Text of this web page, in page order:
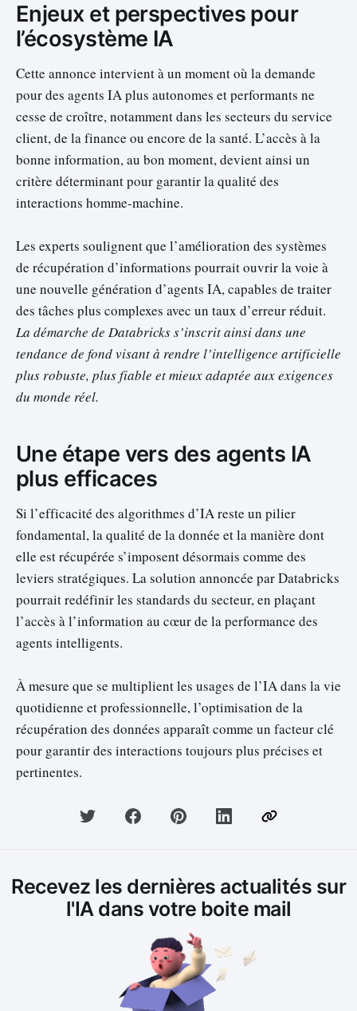
Enjeux et perspectives pour
l’écosystème IA
Cette annonce intervient à un moment où la demande
pour des agents IA plus autonomes et performants ne
cesse de croître, notamment dans les secteurs du service
client, de la finance ou encore de la santé. L’accès à la
bonne information, au bon moment, devient ainsi un
critère déterminant pour garantir la qualité des
interactions homme-machine.
Les experts soulignent que l’amélioration des systèmes
de récupération d’informations pourrait ouvrir la voie à
une nouvelle génération d’agents IA, capables de traiter
des tâches plus complexes avec un taux d’erreur réduit.
La démarche de Databricks s’inscrit ainsi dans une
tendance de fond visant à rendre l’intelligence artificielle
plus robuste, plus fiable et mieux adaptée aux exigences
du monde réel.
Une étape vers des agents IA
plus efficaces
Si l’efficacité des algorithmes d’IA reste un pilier
fondamental, la qualité de la donnée et la manière dont
elle est récupérée s’imposent désormais comme des
leviers stratégiques. La solution annoncée par Databricks
pourrait redéfinir les standards du secteur, en plaçant
l’accès à l’information au cœur de la performance des
agents intelligents.
À mesure que se multiplient les usages de l’IA dans la vie
quotidienne et professionnelle, l’optimisation de la
récupération des données apparaît comme un facteur clé
pour garantir des interactions toujours plus précises et
pertinentes.
Recevez les dernières actualités sur
l'IA dans votre boite mail